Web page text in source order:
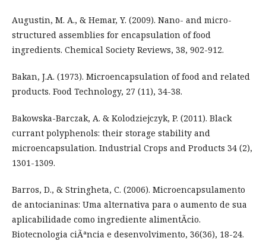
Augustin, M. A., & Hemar, Y. (2009). Nano- and micro-
structured assemblies for encapsulation of food
ingredients. Chemical Society Reviews, 38, 902-912.
Bakan, J.A. (1973). Microencapsulation of food and related
products. Food Technology, 27 (11), 34-38.
Bakowska-Barczak, A. & Kolodziejczyk, P. (2011). Black
currant polyphenols: their storage stability and
microencapsulation. Industrial Crops and Products 34 (2),
1301-1309.
Barros, D., & Stringheta, C. (2006). Microencapsulamento
de antocianinas: Uma alternativa para o aumento de sua
aplicabilidade como ingrediente alimentÃ­cio.
Biotecnologia ciÃªncia e desenvolvimento, 36(36), 18-24.